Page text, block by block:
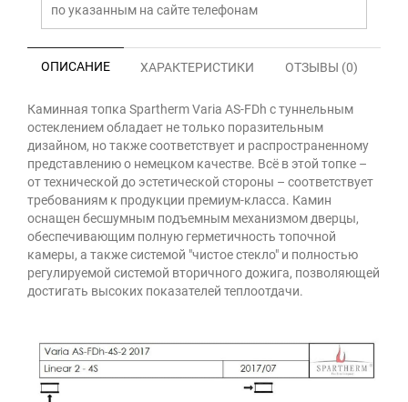
по указанным на сайте телефонам
ОПИСАНИЕ ХАРАКТЕРИСТИКИ ОТЗЫВЫ (0)
Каминная топка Spartherm Varia AS-FDh с туннельным
остеклением обладает не только поразительным
дизайном, но также соответствует и распространенному
представлению о немецком качестве. Всё в этой топке –
от технической до эстетической стороны – соответствует
требованиям к продукции премиум-класса. Камин
оснащен бесшумным подъемным механизмом дверцы,
обеспечивающим полную герметичность топочной
камеры, а также системой "чистое стекло" и полностью
регулируемой системой вторичного дожига, позволяющей
достигать высоких показателей теплоотдачи.